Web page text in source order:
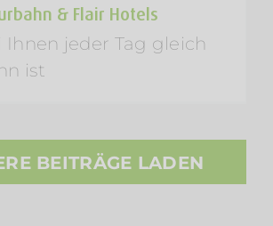
& Flair Hotels
Ihnen jeder Tag gleich
ist
BEITRÄGE LADEN